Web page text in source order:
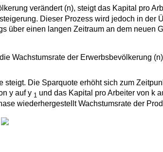
verändert (n), steigt das Kapital pro
Dieser Prozess wird jedoch in der
über einen langen Zeitraum an dem neuen
Wachstumsrate der Erwerbsbevölkerung
Die Sparquote erhöht sich zum
y auf y 1 und das Kapital pro Arbeiter von k
wiederhergestellt Wachstumsrate der